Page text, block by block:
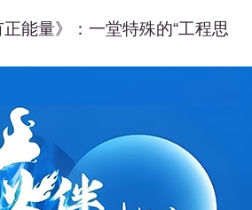
正能量》：一堂特殊的“工程思